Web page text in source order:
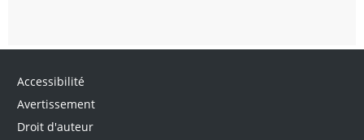
Accessibilité
Avertissement
Droit d'auteur